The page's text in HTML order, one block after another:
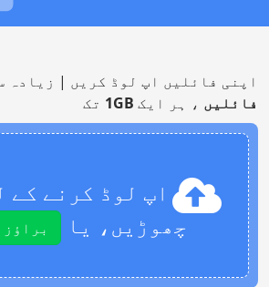
اپنی فائلیں اپ لوڈ کریں | زیادہ
فائلیں ، ہر ایک 1GB تک
اپ لوڈ کرنے کے
چھوڑیں، یا